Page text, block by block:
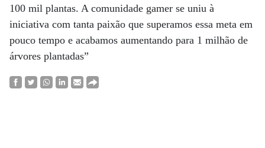
100 mil plantas. A comunidade gamer se uniu à
iniciativa com tanta paixão que superamos essa meta em
pouco tempo e acabamos aumentando para 1 milhão de
árvores plantadas”